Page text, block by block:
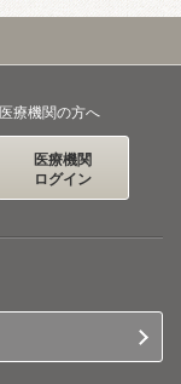
医療機関の方へ
医療機関
ログイン